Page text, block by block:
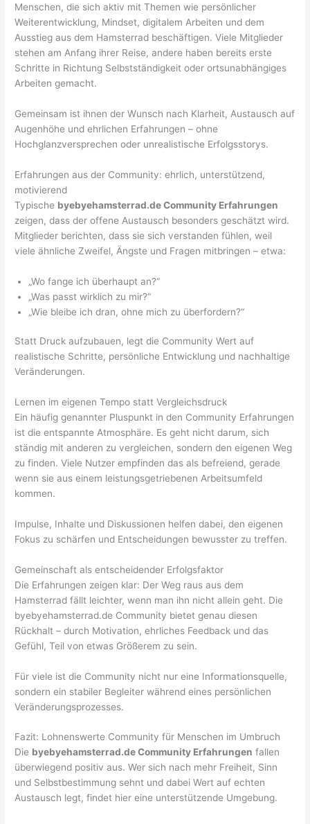
Menschen, die sich aktiv mit Themen wie persönlicher
Weiterentwicklung, Mindset, digitalem Arbeiten und dem
Ausstieg aus dem Hamsterrad beschäftigen. Viele Mitglieder
stehen am Anfang ihrer Reise, andere haben bereits erste
Schritte in Richtung Selbstständigkeit oder ortsunabhängiges
Arbeiten gemacht.
Gemeinsam ist ihnen der Wunsch nach Klarheit, Austausch auf
Augenhöhe und ehrlichen Erfahrungen – ohne
Hochglanzversprechen oder unrealistische Erfolgsstorys.
Erfahrungen aus der Community: ehrlich, unterstützend,
motivierend
Typische byebyehamsterrad.de Community Erfahrungen
zeigen, dass der offene Austausch besonders geschätzt wird.
Mitglieder berichten, dass sie sich verstanden fühlen, weil
viele ähnliche Zweifel, Ängste und Fragen mitbringen – etwa:
„Wo fange ich überhaupt an?“
„Was passt wirklich zu mir?“
„Wie bleibe ich dran, ohne mich zu überfordern?“
Statt Druck aufzubauen, legt die Community Wert auf
realistische Schritte, persönliche Entwicklung und nachhaltige
Veränderungen.
Lernen im eigenen Tempo statt Vergleichsdruck
Ein häufig genannter Pluspunkt in den Community Erfahrungen
ist die entspannte Atmosphäre. Es geht nicht darum, sich
ständig mit anderen zu vergleichen, sondern den eigenen Weg
zu finden. Viele Nutzer empfinden das als befreiend, gerade
wenn sie aus einem leistungsgetriebenen Arbeitsumfeld
kommen.
Impulse, Inhalte und Diskussionen helfen dabei, den eigenen
Fokus zu schärfen und Entscheidungen bewusster zu treffen.
Gemeinschaft als entscheidender Erfolgsfaktor
Die Erfahrungen zeigen klar: Der Weg raus aus dem
Hamsterrad fällt leichter, wenn man ihn nicht allein geht. Die
byebyehamsterrad.de Community bietet genau diesen
Rückhalt – durch Motivation, ehrliches Feedback und das
Gefühl, Teil von etwas Größerem zu sein.
Für viele ist die Community nicht nur eine Informationsquelle,
sondern ein stabiler Begleiter während eines persönlichen
Veränderungsprozesses.
Fazit: Lohnenswerte Community für Menschen im Umbruch
Die byebyehamsterrad.de Community Erfahrungen fallen
überwiegend positiv aus. Wer sich nach mehr Freiheit, Sinn
und Selbstbestimmung sehnt und dabei Wert auf echten
Austausch legt, findet hier eine unterstützende Umgebung.